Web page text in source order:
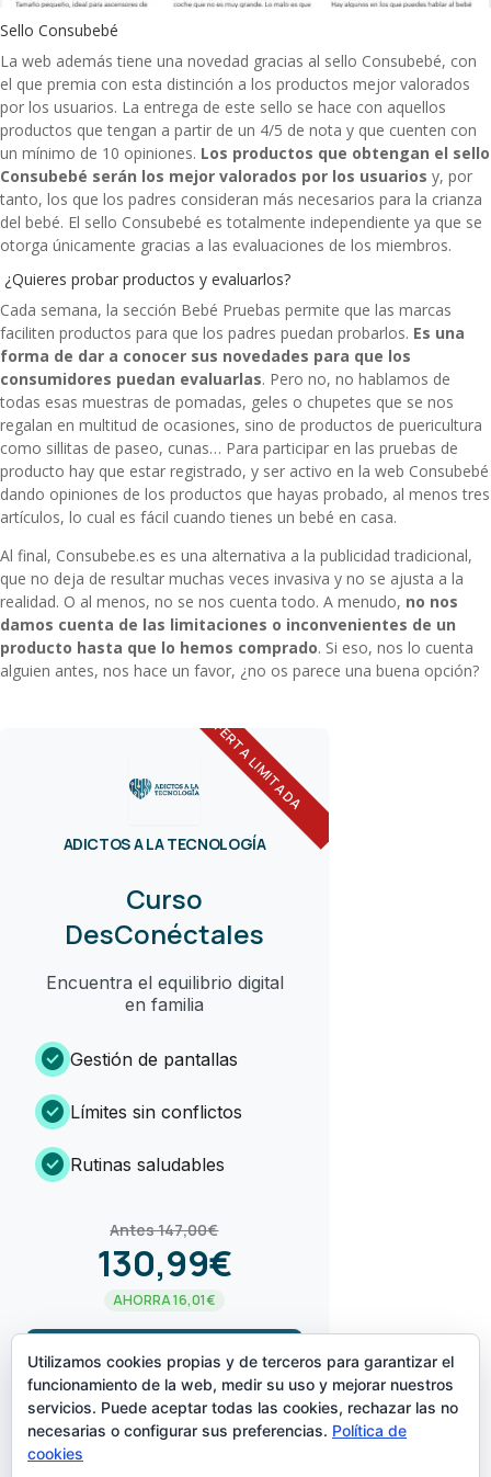
Sello Consubebé
La web además tiene una novedad gracias al sello Consubebé, con
el que premia con esta distinción a los productos mejor valorados
por los usuarios. La entrega de este sello se hace con aquellos
productos que tengan a partir de un 4/5 de nota y que cuenten con
un mínimo de 10 opiniones. Los productos que obtengan el sello
Consubebé serán los mejor valorados por los usuarios y, por
tanto, los que los padres consideran más necesarios para la crianza
del bebé. El sello Consubebé es totalmente independiente ya que se
otorga únicamente gracias a las evaluaciones de los miembros.
¿Quieres probar productos y evaluarlos?
Cada semana, la sección Bebé Pruebas permite que las marcas
faciliten productos para que los padres puedan probarlos. Es una
forma de dar a conocer sus novedades para que los
consumidores puedan evaluarlas. Pero no, no hablamos de
todas esas muestras de pomadas, geles o chupetes que se nos
regalan en multitud de ocasiones, sino de productos de puericultura
como sillitas de paseo, cunas… Para participar en las pruebas de
producto hay que estar registrado, y ser activo en la web Consubebé
dando opiniones de los productos que hayas probado, al menos tres
artículos, lo cual es fácil cuando tienes un bebé en casa.
Al final, Consubebe.es es una alternativa a la publicidad tradicional,
que no deja de resultar muchas veces invasiva y no se ajusta a la
realidad. O al menos, no se nos cuenta todo. A menudo, no nos
damos cuenta de las limitaciones o inconvenientes de un
producto hasta que lo hemos comprado. Si eso, nos lo cuenta
alguien antes, nos hace un favor, ¿no os parece una buena opción?
OFERTA LIMITADA
ADICTOS A LA TECNOLOGÍA
Curso
DesConéctales
Encuentra el equilibrio digital
en familia
check_circle Gestión de pantallas
check_circle Límites sin conflictos
check_circle Rutinas saludables
Antes 147,00€
130,99€
AHORRA 16,01€
¡LO QUIERO!arrow_forward
CREADO POR
Utilizamos cookies propias y de terceros para garantizar el
funcionamiento de la web, medir su uso y mejorar nuestros
servicios. Puede aceptar todas las cookies, rechazar las no
necesarias o configurar sus preferencias. Política de
cookies